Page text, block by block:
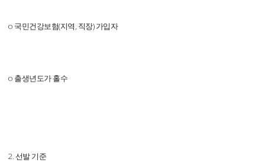
o 국민건강보험(지역, 직장) 가입자
o 출생년도가 홀수
2. 선발 기준